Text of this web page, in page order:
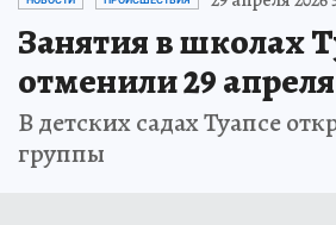
Занятия в школах
отменили 29 апреля
В детских садах Туапсе
группы